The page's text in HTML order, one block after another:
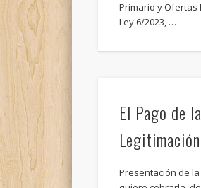
Primario y Ofertas
Ley 6/2023, …
El Pago de
Presentación de